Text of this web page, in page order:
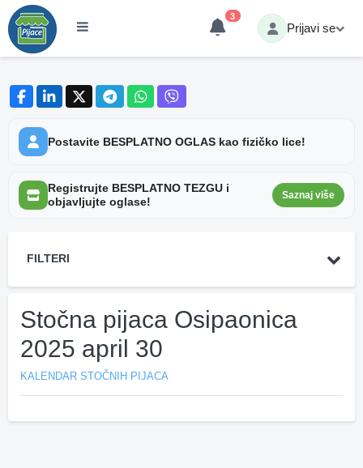
3
Prijavi se
Postavite BESPLATNO OGLAS kao fizičko lice!
Registrujte BESPLATNO TEZGU i
objavljujte oglase!
Saznaj više
FILTERI
Stočna pijaca Osipaonica
2025 april 30
KALENDAR STOČNIH PIJACA